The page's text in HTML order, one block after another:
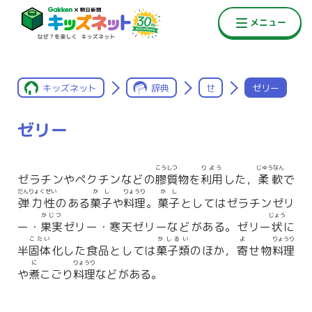
キッズネット 辞典 せ ゼリー
ゼリー
ゼラチンやペクチンなどの膠質
こうしつ
物を利用
りよう
した， 柔軟
じゅうなん
で
弾力性
だんりょくせい
のある菓子
かし
や料理
りょうり
。 菓子
かし
としてはゼラチンゼリ
ー・ 果実
かじつ
ゼリー・寒天ゼリーなどがある。ゼリー状
じょう
に
半固体
こたい
化した食品としては菓子類
かしるい
のほか， 寄
よ
せ物料理
りょうり
や煮
に
こごり料理
りょうり
などがある。